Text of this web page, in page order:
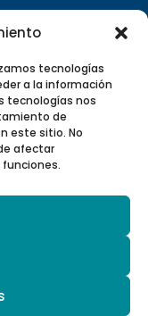
tecnologías
a la información
tecnologías nos
de
este sitio. No
afectar
5 –
los derechos